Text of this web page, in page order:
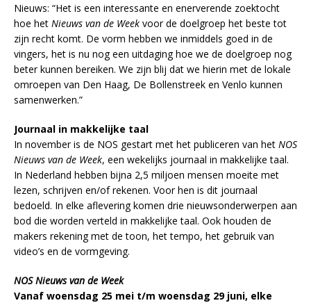
Nieuws: “Het is een interessante en enerverende zoektocht
hoe het Nieuws van de Week voor de doelgroep het beste tot
zijn recht komt. De vorm hebben we inmiddels goed in de
vingers, het is nu nog een uitdaging hoe we de doelgroep nog
beter kunnen bereiken. We zijn blij dat we hierin met de lokale
omroepen van Den Haag, De Bollenstreek en Venlo kunnen
samenwerken.”
Journaal in makkelijke taal
In november is de NOS gestart met het publiceren van het NOS
Nieuws van de Week, een wekelijks journaal in makkelijke taal.
In Nederland hebben bijna 2,5 miljoen mensen moeite met
lezen, schrijven en/of rekenen. Voor hen is dit journaal
bedoeld. In elke aflevering komen drie nieuwsonderwerpen aan
bod die worden verteld in makkelijke taal. Ook houden de
makers rekening met de toon, het tempo, het gebruik van
video’s en de vormgeving.
NOS Nieuws van de Week
Vanaf woensdag 25 mei t/m woensdag 29 juni, elke